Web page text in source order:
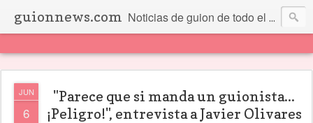
guionnews.com Noticias de guion de todo el mundo... Y más.
JUN
6
"Parece que si manda un guionista...
¡Peligro!", entrevista a Javier Olivares